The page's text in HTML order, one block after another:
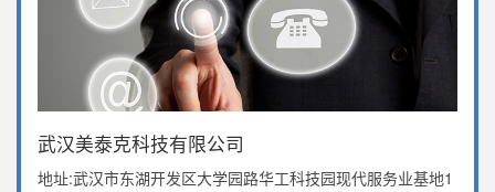
武汉美泰克科技有限公司
地址:武汉市东湖开发区大学园路华工科技园现代服务业基地1